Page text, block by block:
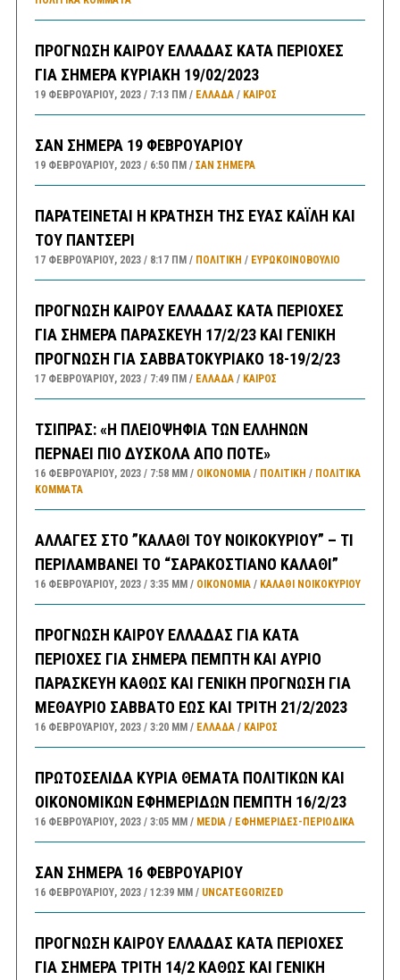
ΠΡΟΓΝΩΣΗ ΚΑΙΡΟΥ ΕΛΛΑΔΑΣ ΚΑΤΑ ΠΕΡΙΟΧΕΣ
ΓΙΑ ΣΗΜΕΡΑ ΚΥΡΙΑΚΗ 19/02/2023
19 ΦΕΒΡΟΥΑΡΊΟΥ, 2023 7:13 ΠΜ ΕΛΛΑΔA/ ΚΑΙΡΌΣ
ΣΑΝ ΣΗΜΕΡΑ 19 ΦΕΒΡΟΥΑΡΙΟΥ
19 ΦΕΒΡΟΥΑΡΊΟΥ, 2023 6:50 ΠΜ ΣΑΝ ΣΉΜΕΡΑ
ΠΑΡΑΤΕΙΝΕΤΑΙ Η ΚΡΑΤΗΣΗ ΤΗΣ ΕΥΑΣ ΚΑΪΛΗ ΚΑΙ
ΤΟΥ ΠΑΝΤΣΕΡΙ
17 ΦΕΒΡΟΥΑΡΊΟΥ, 2023 8:17 ΠΜ ΠΟΛΙΤΙΚΗ / ΕΥΡΩΚΟΙΝΟΒΟΥΛΙΟ
ΠΡΟΓΝΩΣΗ ΚΑΙΡΟΥ ΕΛΛΑΔΑΣ ΚΑΤΑ ΠΕΡΙΟΧΕΣ
ΓΙΑ ΣΗΜΕΡΑ ΠΑΡΑΣΚΕΥΗ 17/2/23 ΚΑΙ ΓΕΝΙΚΗ
ΠΡΟΓΝΩΣΗ ΓΙΑ ΣΑΒΒΑΤΟΚΥΡΙΑΚΟ 18-19/2/23
17 ΦΕΒΡΟΥΑΡΊΟΥ, 2023 7:49 ΠΜ ΕΛΛΑΔA/ ΚΑΙΡΌΣ
ΤΣΙΠΡΑΣ: «Η ΠΛΕΙΟΨΗΦΙΑ ΤΩΝ ΕΛΛΗΝΩΝ
ΠΕΡΝΑΕΙ ΠΙΟ ΔΥΣΚΟΛΑ ΑΠΟ ΠΟΤΕ»
16 ΦΕΒΡΟΥΑΡΊΟΥ, 2023 7:58 ΜΜ ΟΙΚΟΝΟΜΙΑ/ ΠΟΛΙΤΙΚΗ / ΠΟΛΙΤΙΚΆ
ΚΌΜΜΑΤΑ
ΑΛΛΑΓΕΣ ΣΤΟ ”ΚΑΛΑΘΙ ΤΟΥ ΝΟΙΚΟΚΥΡΙΟΥ” – ΤΙ
ΠΕΡΙΛΑΜΒΑΝΕΙ ΤΟ “ΣΑΡΑΚΟΣΤΙΑΝΟ ΚΑΛΑΘΙ”
16 ΦΕΒΡΟΥΑΡΊΟΥ, 2023 3:35 ΜΜ ΟΙΚΟΝΟΜΙΑ/ ΚΑΛΑΘΙ ΝΟΙΚΟΚΥΡΙΟΥ
ΠΡΟΓΝΩΣΗ ΚΑΙΡΟΥ ΕΛΛΑΔΑΣ ΓΙΑ ΚΑΤΑ
ΠΕΡΙΟΧΕΣ ΓΙΑ ΣΗΜΕΡΑ ΠΕΜΠΤΗ ΚΑΙ ΑΥΡΙΟ
ΠΑΡΑΣΚΕΥΗ ΚΑΘΩΣ ΚΑΙ ΓΕΝΙΚΗ ΠΡΟΓΝΩΣΗ ΓΙΑ
ΜΕΘΑΥΡΙΟ ΣΑΒΒΑΤΟ ΕΩΣ ΚΑΙ ΤΡΙΤΗ 21/2/2023
16 ΦΕΒΡΟΥΑΡΊΟΥ, 2023 3:20 ΜΜ ΕΛΛΑΔA/ ΚΑΙΡΌΣ
ΠΡΩΤΟΣΕΛΙΔΑ ΚΥΡΙΑ ΘΕΜΑΤΑ ΠΟΛΙΤΙΚΩΝ ΚΑΙ
ΟΙΚΟΝΟΜΙΚΩΝ ΕΦΗΜΕΡΙΔΩΝ ΠΕΜΠΤΗ 16/2/23
16 ΦΕΒΡΟΥΑΡΊΟΥ, 2023 3:05 ΜΜ MEDIA/ ΕΦΗΜΕΡΊΔΕΣ-ΠΕΡΙΟΔΙΚΆ
ΣΑΝ ΣΗΜΕΡΑ 16 ΦΕΒΡΟΥΑΡΙΟΥ
16 ΦΕΒΡΟΥΑΡΊΟΥ, 2023 12:39 ΜΜ UNCATEGORIZED
ΠΡΟΓΝΩΣΗ ΚΑΙΡΟΥ ΕΛΛΑΔΑΣ ΚΑΤΑ ΠΕΡΙΟΧΕΣ
ΓΙΑ ΣΗΜΕΡΑ ΤΡΙΤΗ 14/2 ΚΑΘΩΣ ΚΑΙ ΓΕΝΙΚΗ